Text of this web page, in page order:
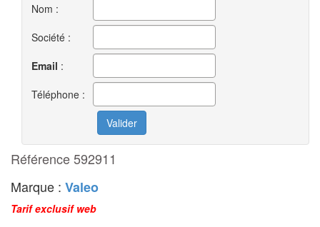
Nom :
Société :
Email :
Téléphone :
Référence 592911
Marque : Valeo
Tarif exclusif web